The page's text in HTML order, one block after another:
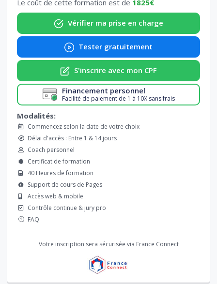
Le coût de cette formation est de 1825€
Vérifier ma prise en charge
Tester gratuitement
S'inscrire avec mon CPF
Financement personnel
Facilité de paiement de 1 à 10X sans frais
Modalités:
Commencez selon la date de votre choix
Délai d'accès : Entre 1 & 14 jours
Coach personnel
Certificat de formation
40 Heures de formation
Support de cours de Pages
Accès web & mobile
Contrôle continue & jury pro
FAQ
Votre inscription sera sécurisée via France Connect